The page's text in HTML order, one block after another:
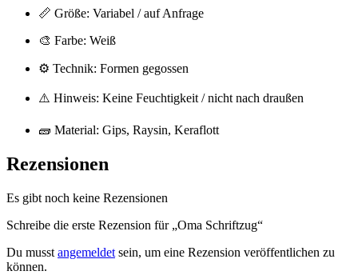
📏 Größe: Variabel / auf Anfrage
🎨 Farbe: Weiß
⚙️ Technik: Formen gegossen
⚠️ Hinweis: Keine Feuchtigkeit / nicht nach draußen
🧱 Material: Gips, Raysin, Keraflott
Rezensionen
Es gibt noch keine Rezensionen
Schreibe die erste Rezension für „Oma Schriftzug“
Du musst angemeldet sein, um eine Rezension veröffentlichen zu
können.